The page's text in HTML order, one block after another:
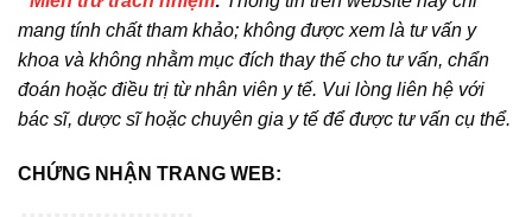
mang tính chất tham khảo; không được xem là tư vấn y
khoa và không nhằm mục đích thay thế cho tư vấn, chẩn
đoán hoặc điều trị từ nhân viên y tế. Vui lòng liên hệ với
bác sĩ, dược sĩ hoặc chuyên gia y tế để được tư vấn cụ thể.
CHỨNG NHẬN TRANG WEB: